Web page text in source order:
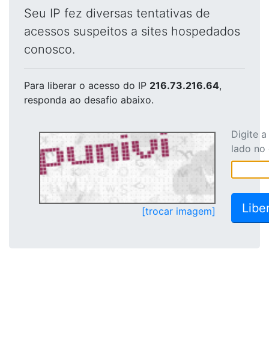
Seu IP fez diversas tentativas de
acessos suspeitos a sites hospedados
conosco.
Para liberar o acesso do IP 216.73.216.64,
responda ao desafio abaixo.
[trocar imagem]
Digite
lado no